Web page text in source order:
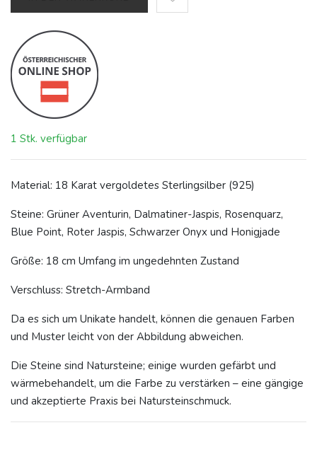
1 Stk. verfügbar
Material: 18 Karat vergoldetes Sterlingsilber (925)
Steine: Grüner Aventurin, Dalmatiner-Jaspis, Rosenquarz,
Blue Point, Roter Jaspis, Schwarzer Onyx und Honigjade
Größe: 18 cm Umfang im ungedehnten Zustand
Verschluss: Stretch-Armband
Da es sich um Unikate handelt, können die genauen Farben
und Muster leicht von der Abbildung abweichen.
Die Steine sind Natursteine; einige wurden gefärbt und
wärmebehandelt, um die Farbe zu verstärken – eine gängige
und akzeptierte Praxis bei Natursteinschmuck.